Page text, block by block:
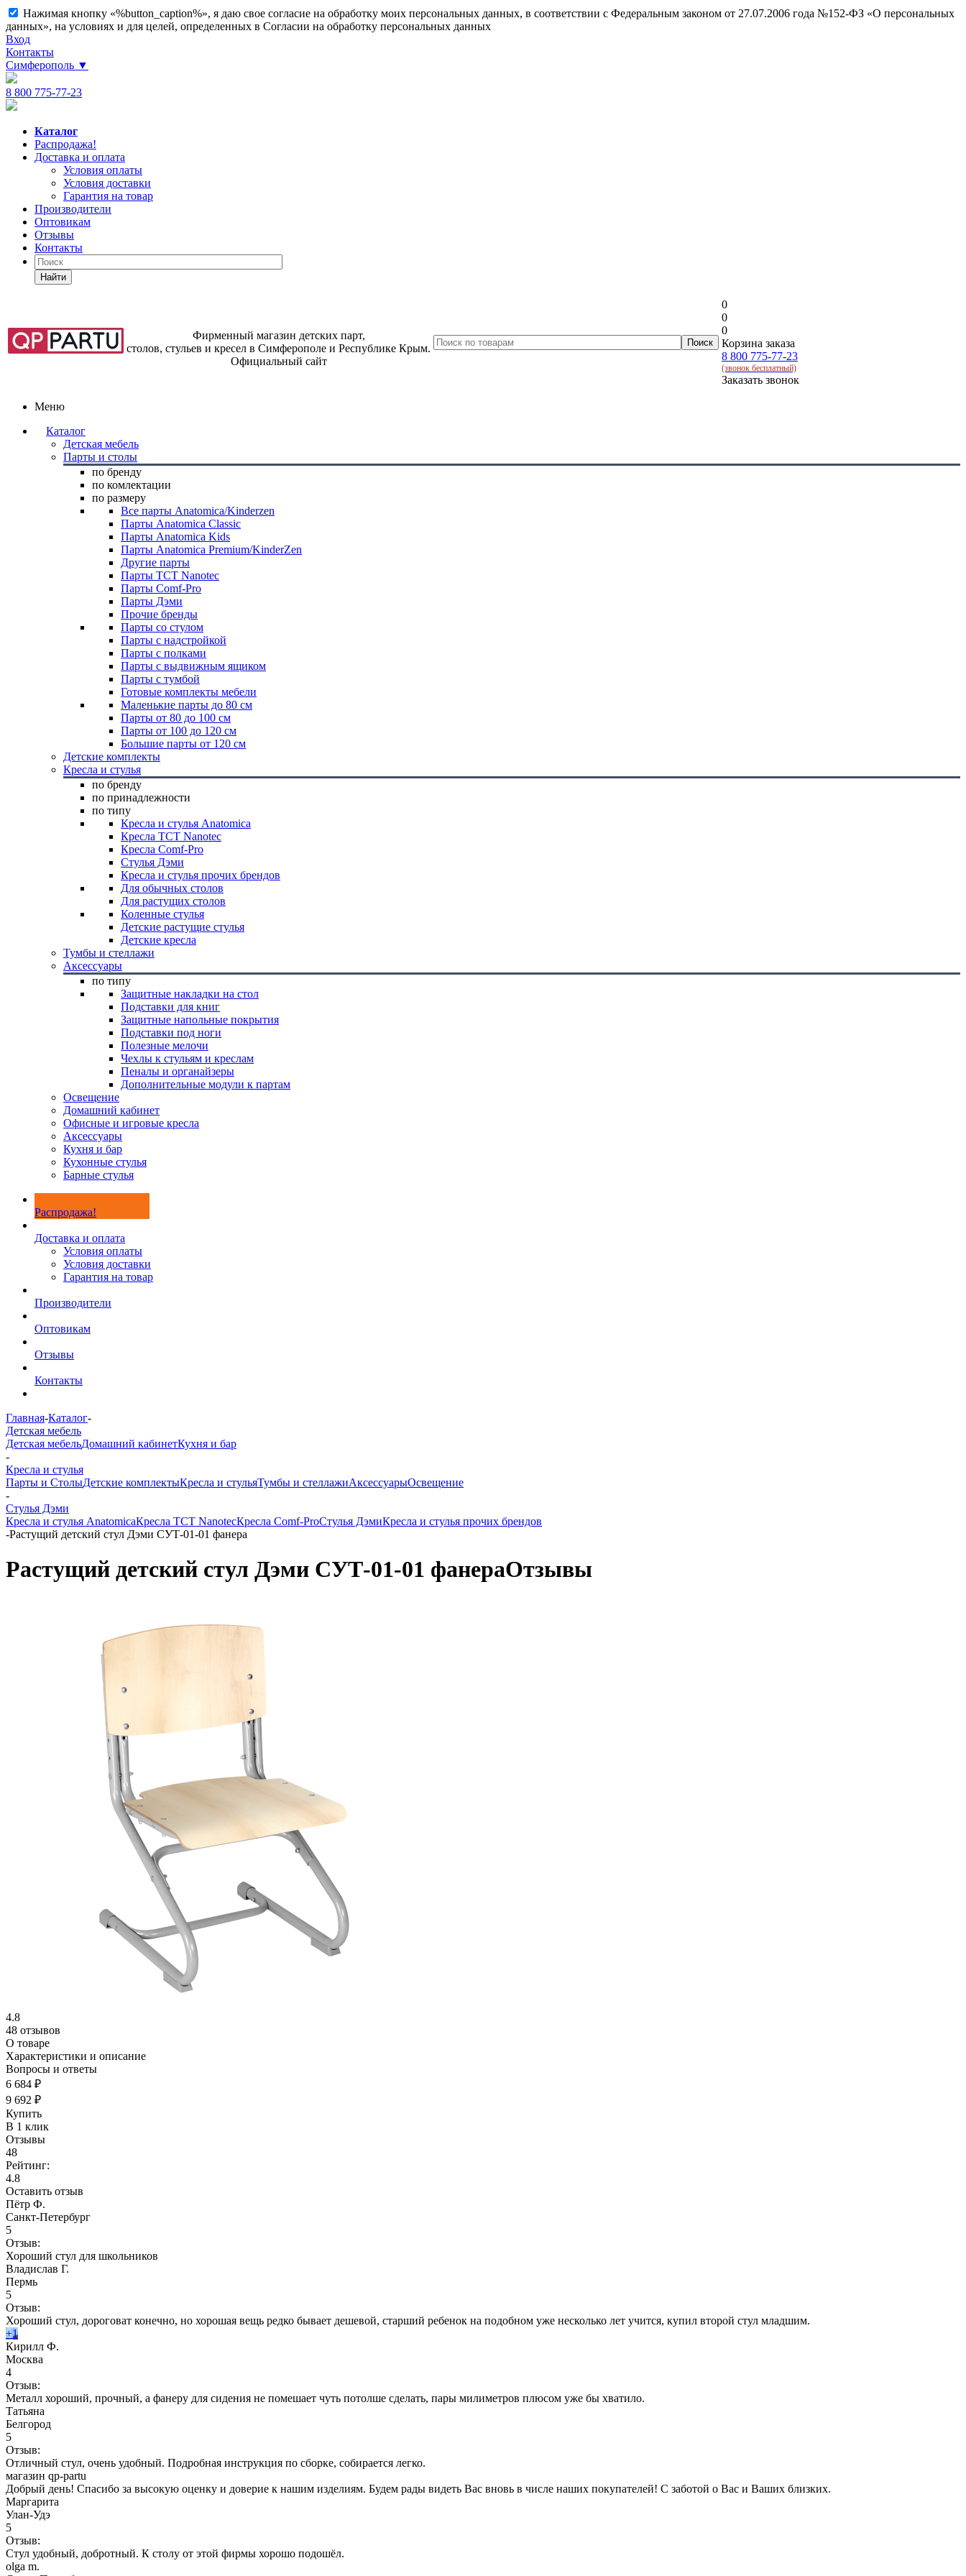
Нажимая кнопку «%button_caption%», я даю свое согласие на обработку моих персональных данных, в соответствии с Федеральным законом от 27.07.2006 года №152-ФЗ «О персональных
данных», на условиях и для целей, определенных в Согласии на обработку персональных данных
Вход
Контакты
Симферополь ▼
8 800 775-77-23
Каталог
Распродажа!
Доставка и оплата
Условия оплаты
Условия доставки
Гарантия на товар
Производители
Оптовикам
Отзывы
Контакты
Найти
Фирменный магазин детских парт,
столов, стульев и кресел в Симферополе и Республике Крым.
Официальный сайт
0
0
0
Корзина заказа
8 800 775-77-23
(звонок бесплатный)
Заказать звонок
Меню
Каталог
Детская мебель
Парты и столы
по бренду
по комлектации
по размеру
Все парты Anatomica/Kinderzen
Парты Anatomica Classic
Парты Anatomica Kids
Парты Anatomica Premium/KinderZen
Другие парты
Парты TCT Nanotec
Парты Comf-Pro
Парты Дэми
Прочие бренды
Парты со стулом
Парты с надстройкой
Парты с полками
Парты с выдвижным ящиком
Парты с тумбой
Готовые комплекты мебели
Маленькие парты до 80 см
Парты от 80 до 100 см
Парты от 100 до 120 см
Большие парты от 120 см
Детские комплекты
Кресла и стулья
по бренду
по принадлежности
по типу
Кресла и стулья Anatomica
Кресла TCT Nanotec
Кресла Comf-Pro
Стулья Дэми
Кресла и стулья прочих брендов
Для обычных столов
Для растущих столов
Коленные стулья
Детские растущие стулья
Детские кресла
Тумбы и стеллажи
Аксессуары
по типу
Защитные накладки на стол
Подставки для книг
Защитные напольные покрытия
Подставки под ноги
Полезные мелочи
Чехлы к стульям и креслам
Пеналы и органайзеры
Дополнительные модули к партам
Освещение
Домашний кабинет
Офисные и игровые кресла
Аксессуары
Кухня и бар
Кухонные стулья
Барные стулья
Распродажа!
Доставка и оплата
Условия оплаты
Условия доставки
Гарантия на товар
Производители
Оптовикам
Отзывы
Контакты
Главная-Каталог-
Детская мебель
Детская мебельДомашний кабинетКухня и бар
-
Кресла и стулья
Парты и СтолыДетские комплектыКресла и стульяТумбы и стеллажиАксессуарыОсвещение
-
Стулья Дэми
Кресла и стулья AnatomicaКресла TCT NanotecКресла Comf-ProСтулья ДэмиКресла и стулья прочих брендов
-Растущий детский стул Дэми СУТ-01-01 фанера
Растущий детский стул Дэми СУТ-01-01 фанераОтзывы
4.8
48 отзывов
О товаре
Характеристики и описание
Вопросы и ответы
6 684 ₽
9 692 ₽
Купить
В 1 клик
Отзывы
48
Рейтинг:
4.8
Оставить отзыв
Пётр Ф.
Санкт-Петербург
5
Отзыв:
Хороший стул для школьников
Владислав Г.
Пермь
5
Отзыв:
Хороший стул, дороговат конечно, но хорошая вещь редко бывает дешевой, старший ребенок на подобном уже несколько лет учится, купил второй стул младшим.
+1
Кирилл Ф.
Москва
4
Отзыв:
Металл хороший, прочный, а фанеру для сидения не помешает чуть потолше сделать, пары милиметров плюсом уже бы хватило.
Татьяна
Белгород
5
Отзыв:
Отличный стул, очень удобный. Подробная инструкция по сборке, собирается легко.
магазин qp-partu
Добрый день! Спасибо за высокую оценку и доверие к нашим изделиям. Будем рады видеть Вас вновь в числе наших покупателей! С заботой о Вас и Ваших близких.
Маргарита
Улан-Удэ
5
Отзыв:
Стул удобный, добротный. К столу от этой фирмы хорошо подошёл.
olga m.